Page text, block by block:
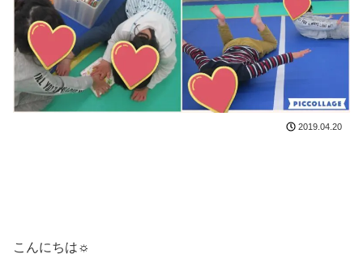
2019.04.20
こんにちは☼